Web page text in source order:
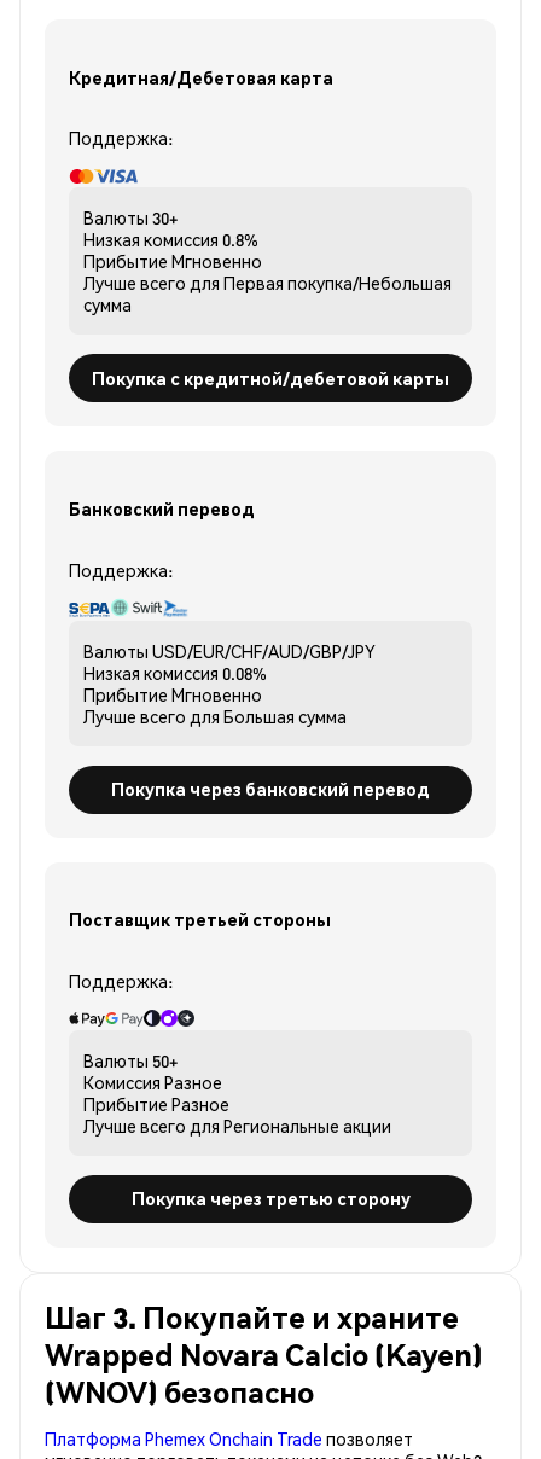
Кредитная/Дебетовая карта
Поддержка:
Валюты 30+
Низкая комиссия 0.8%
Прибытие Мгновенно
Лучше всего для Первая покупка/Небольшая
сумма
Покупка с кредитной/дебетовой карты
Банковский перевод
Поддержка:
Валюты USD/EUR/CHF/AUD/GBP/JPY
Низкая комиссия 0.08%
Прибытие Мгновенно
Лучше всего для Большая сумма
Покупка через банковский перевод
Поставщик третьей стороны
Поддержка:
Валюты 50+
Комиссия Разное
Прибытие Разное
Лучше всего для Региональные акции
Покупка через третью сторону
Шаг 3. Покупайте и храните
Wrapped Novara Calcio (Kayen)
(WNOV) безопасно
Платформа Phemex Onchain Trade позволяет